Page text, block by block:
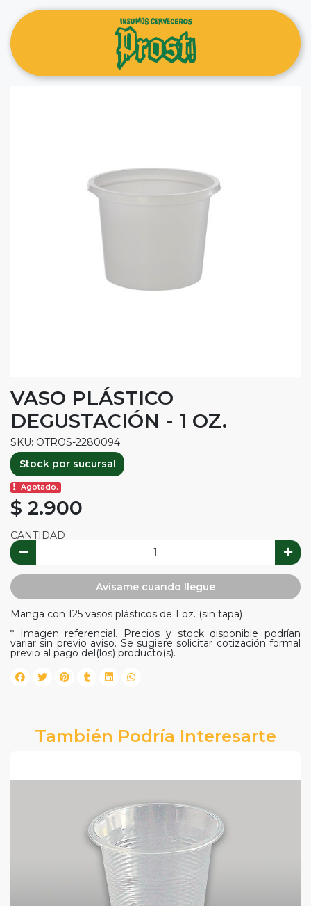
VASO PLÁSTICO
DEGUSTACIÓN - 1 OZ.
SKU: OTROS-2280094
Stock por sucursal
Agotado.
$ 2.900
CANTIDAD
Avísame cuando llegue
Manga con 125 vasos plásticos de 1 oz. (sin tapa)
* Imagen referencial. Precios y stock disponible podrían
variar sin previo aviso. Se sugiere solicitar cotización formal
previo al pago del(los) producto(s).
También Podría Interesarte